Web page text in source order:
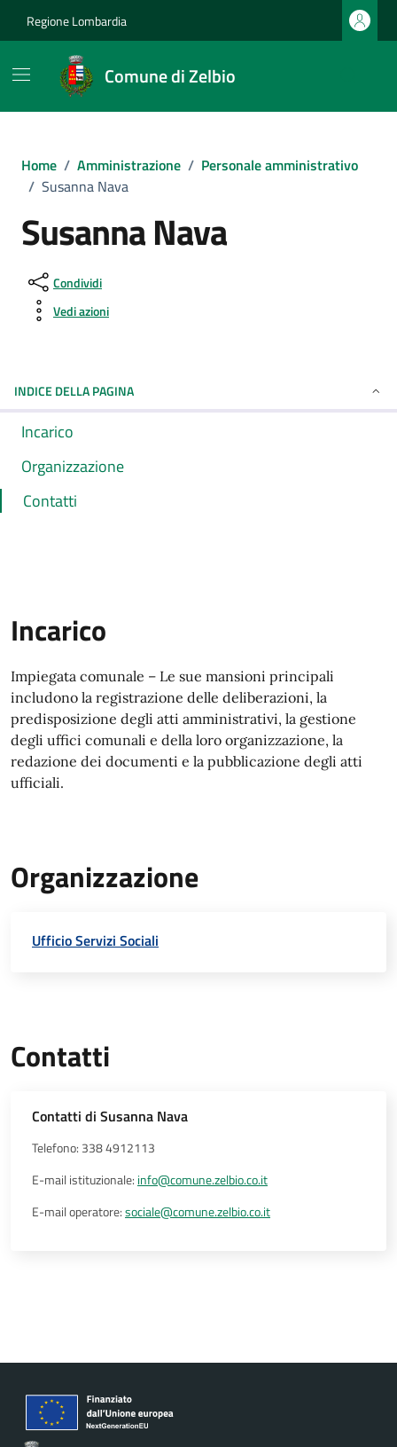
Regione Lombardia
Comune di Zelbio
Home / Amministrazione / Personale amministrativo
/ Susanna Nava
Susanna Nava
Condividi
Vedi azioni
INDICE DELLA PAGINA
Incarico
Organizzazione
Contatti
Incarico
Impiegata comunale – Le sue mansioni principali
includono la registrazione delle deliberazioni, la
predisposizione degli atti amministrativi, la gestione
degli uffici comunali e della loro organizzazione, la
redazione dei documenti e la pubblicazione degli atti
ufficiali.
Organizzazione
Ufficio Servizi Sociali
Contatti
Contatti di Susanna Nava
Telefono: 338 4912113
E-mail istituzionale: info@comune.zelbio.co.it
E-mail operatore:sociale@comune.zelbio.co.it